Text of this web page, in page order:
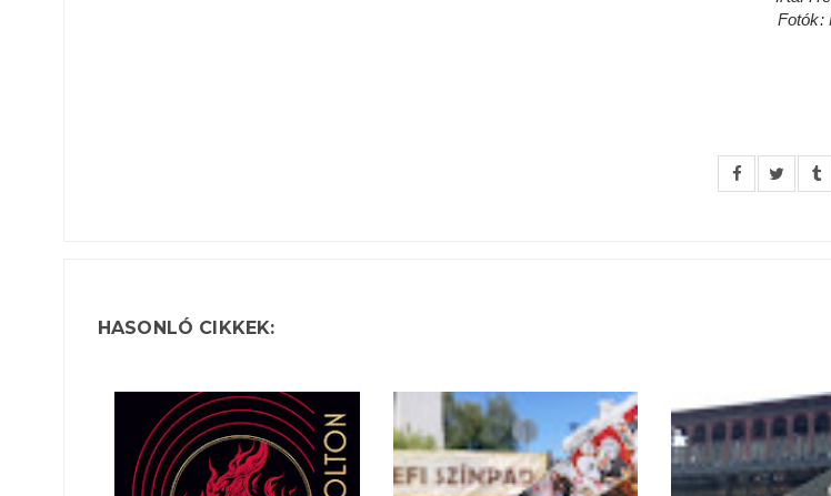
Fotók:
HASONLÓ CIKKEK: